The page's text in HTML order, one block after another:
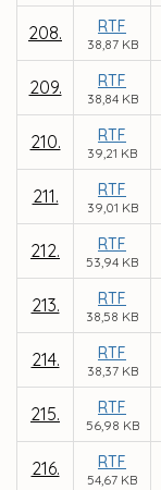
208. RTF
38,87 KB
209. RTF
38,84 KB
210. RTF
39,21 KB
211. RTF
39,01 KB
212. RTF
53,94 KB
213. RTF
38,58 KB
214. RTF
38,37 KB
215. RTF
56,98 KB
216. RTF
54,67 KB